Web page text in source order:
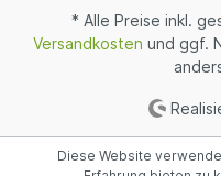
* Alle Preise inkl.
Versandkosten und ggf.
Diese Website